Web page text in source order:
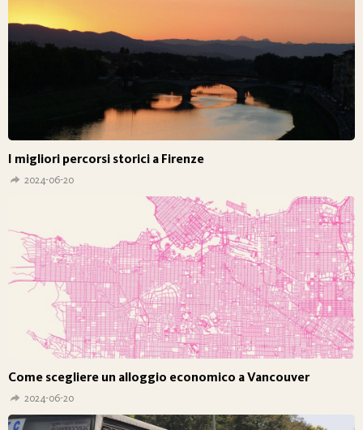
I migliori percorsi storici a Firenze
2024-06-20
Come scegliere un alloggio economico a Vancouver
2024-06-20